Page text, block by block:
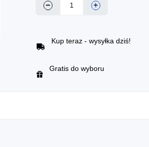
− +
Kup teraz - wysyłka dziś!
Gratis do wyboru